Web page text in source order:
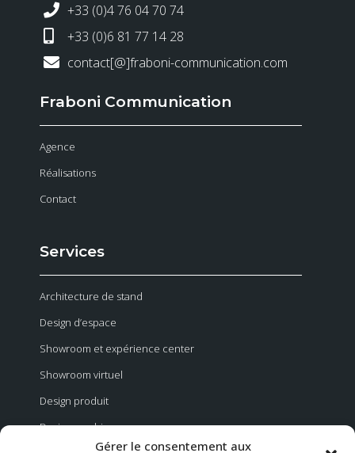
Gérer le consentement aux
+33 (0)4 76 04 70 74
+33 (0)6 81 77 14 28
contact[@]fraboni-communication.com
Fraboni Communication
Agence
Réalisations
Contact
Services
Architecture de stand
Design d’espace
Showroom et expérience center
Showroom virtuel
Design produit
Design graphique